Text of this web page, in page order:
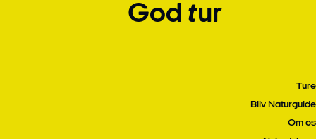
God tur
Ture
Bliv Naturguide
Om os